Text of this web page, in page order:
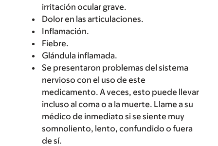
irritación ocular grave.
Dolor en las articulaciones.
Inflamación.
Fiebre.
Glándula inflamada.
Se presentaron problemas del sistema
nervioso con el uso de este
medicamento. A veces, esto puede llevar
incluso al coma o a la muerte. Llame a su
médico de inmediato si se siente muy
somnoliento, lento, confundido o fuera
de sí.